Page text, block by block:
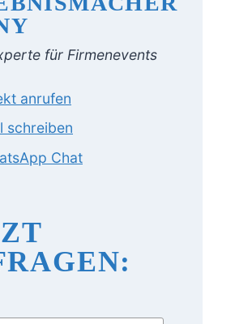
für Firmenevents
anrufen
schreiben
Chat